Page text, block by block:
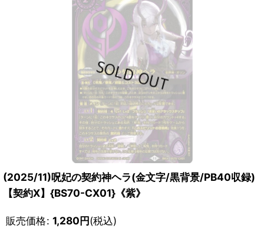
(2025/11)呪妃の契約神ヘラ(金文字/黒背景/PB40収録)
【契約X】{BS70-CX01}《紫》
販売価格: 1,280円(税込)